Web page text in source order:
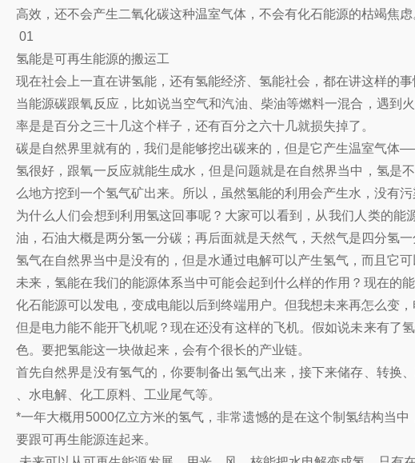
高效，还不会产生二氧化碳这种温室气体，不会有化石能源的枯竭焦虑
01
氢能是可再生能源的搬运工
现在社会上一直在讲氢能，还有氢能经济、氢能社会，都在讲这样的
当能源碳跟氧反应，比如说当空气和汽油、柴油等燃料一混合，遇到
率是是百分之三十几这个样子，还有百分之六十几就损失掉了。
碳是自然界里就有的，我们是能够挖出碳来的，但是它产生温室气体
氢很好，跟氧一反应就能生成水，但是问题就是在自然界当中，氢是
么地方挖到一个氢气矿出来。所以，虽然氢能的利用会产生水，没有
为什么人们会想到利用氢这回事呢？大家可以看到，从我们人类的
油，石油大概是两分氢一分碳；再后面就是天然气，天然气是四分氢
氢气在自然界当中是没有的，但是水通过电解可以产生氢气，而且它
未来，氢能在我们的能源体系当中可能会起到什么样的作用？现在的
化石能源可以发电，变成电能以后到终端用户。但我想未来再怎么变
但是电力能不能开飞机呢？现在还没有这样的飞机。假如说未来有了
色。要把氢能这一块做起来，会有个很长的产业链。
首先自然界是没有氢气的，你要制备出氢气出来，接下来储存、转换
、水电解、化工原料、工业尾气等。
*一年大概用5000亿立方米的氢气，非常遗憾的是在这个制氢结构当
要跟可再生能源连起来。